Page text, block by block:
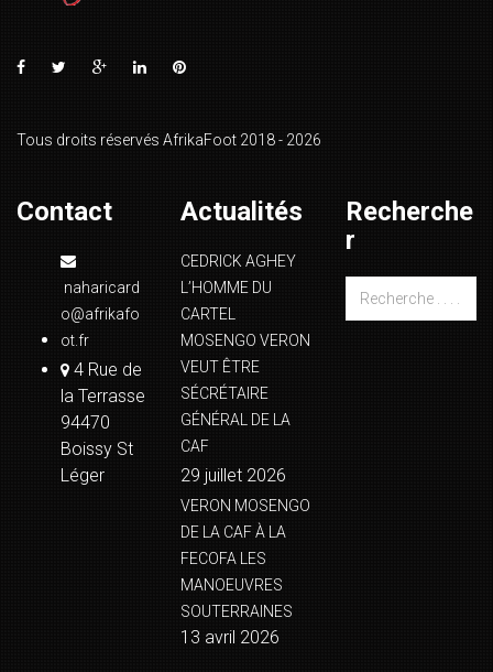
Tous droits réservés AfrikaFoot 2018 - 2026
Contact
naharicard
o@afrikafo
ot.fr
4 Rue de
la Terrasse
94470
Boissy St
Léger
Actualités
CEDRICK AGHEY
L’HOMME DU
CARTEL
MOSENGO VERON
VEUT ÊTRE
SÉCRÉTAIRE
GÉNÉRAL DE LA
CAF
29 juillet 2026
VERON MOSENGO
DE LA CAF À LA
FECOFA LES
MANOEUVRES
SOUTERRAINES
13 avril 2026
Recherche
r